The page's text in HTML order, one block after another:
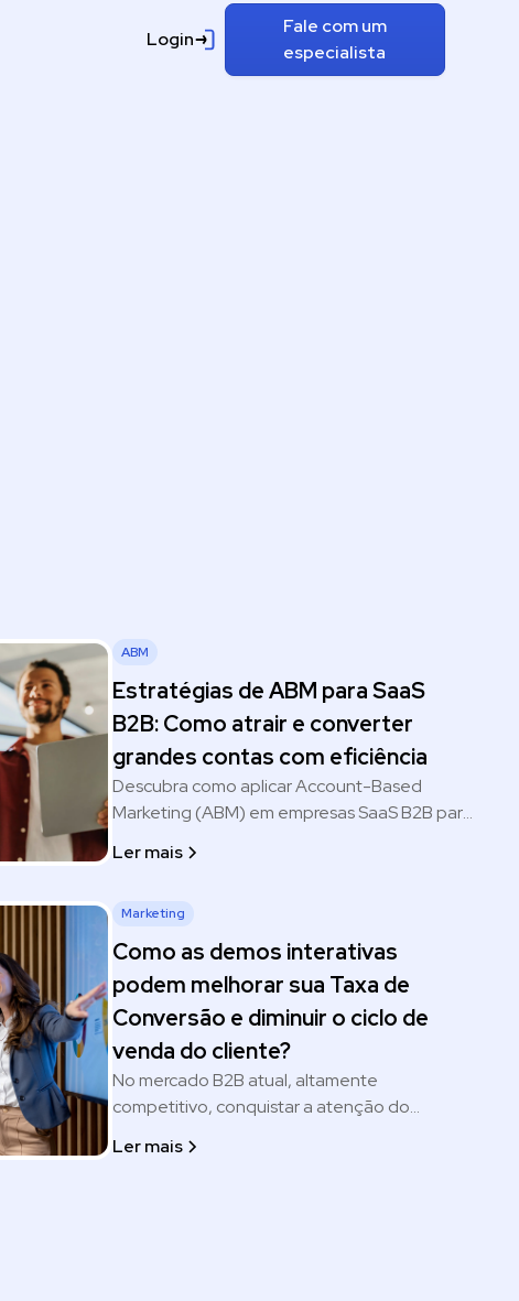
Login
Fale com um
especialista
ABM
Estratégias de ABM para SaaS
B2B: Como atrair e converter
grandes contas com eficiência
Descubra como aplicar Account-Based
Marketing (ABM) em empresas SaaS B2B para
Aprenda táticas práticas e modernas para seu
Ler mais
Marketing
Como as demos interativas
podem melhorar sua Taxa de
Conversão e diminuir o ciclo de
venda do cliente?
No mercado B2B atual, altamente
competitivo, conquistar a atenção do
estratégias cada vez mais diferenciadas, que
Ler mais